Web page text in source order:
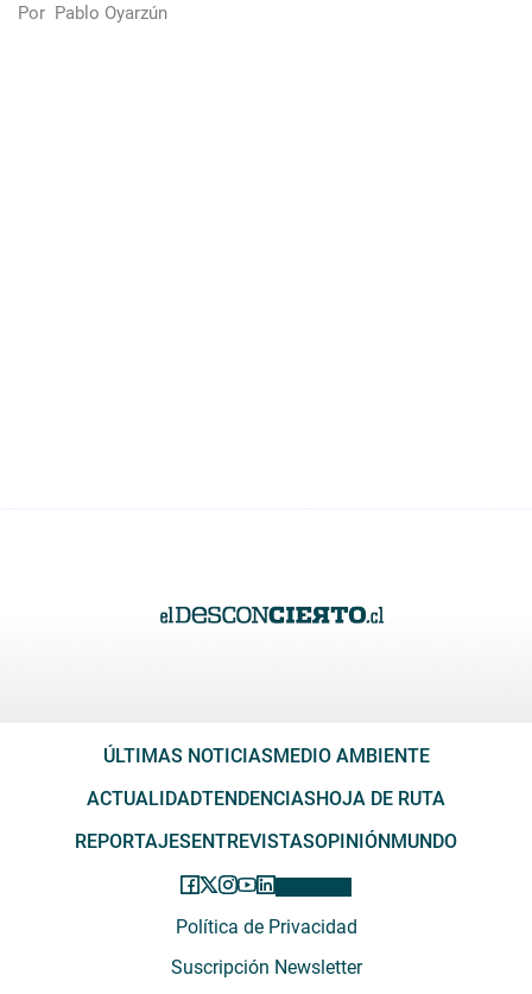
Por Pablo Oyarzún
ÚLTIMAS NOTICIASMEDIO AMBIENTE
ACTUALIDADTENDENCIASHOJA DE RUTA
REPORTAJESENTREVISTASOPINIÓNMUNDO
Política de Privacidad
Suscripción Newsletter